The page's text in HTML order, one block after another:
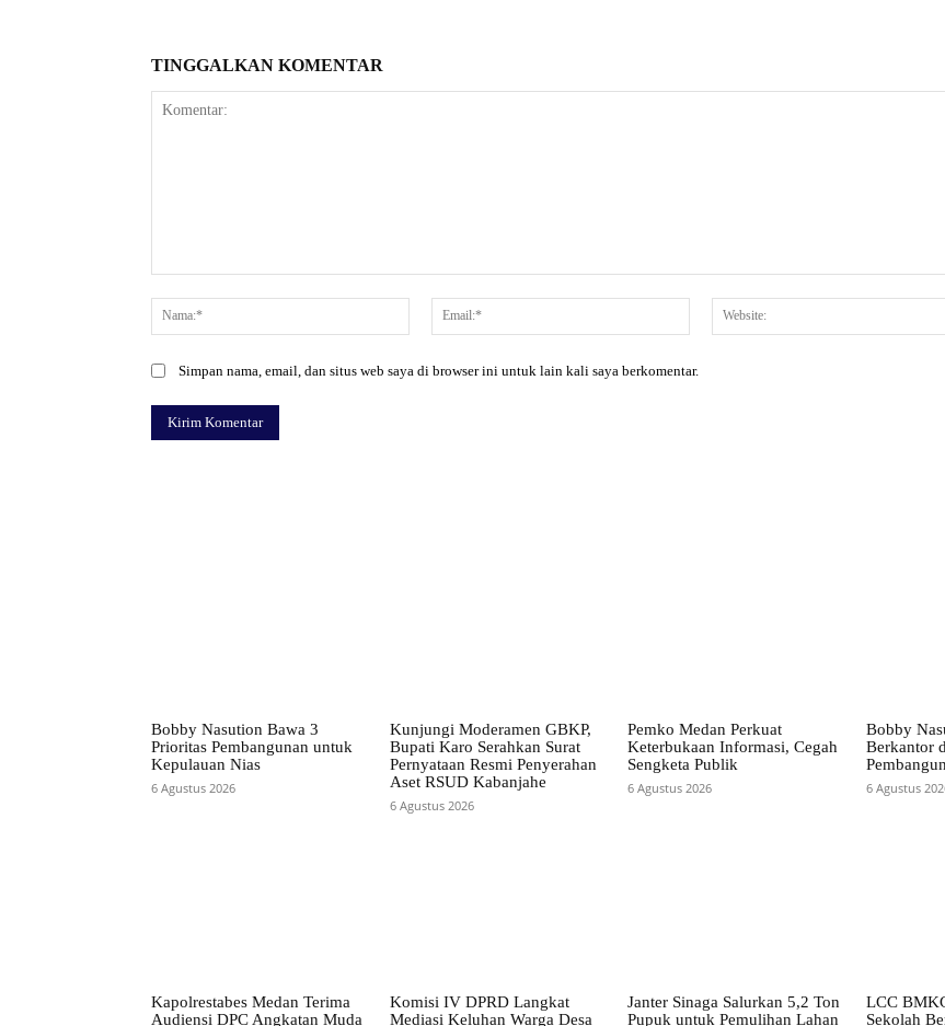
TINGGALKAN KOMENTAR
Nama:*
Email:*
Simpan nama, email, dan situs web saya di browser ini untuk lain kali saya berkomentar.
Bobby Nasution Bawa 3
Prioritas Pembangunan untuk
Kepulauan Nias
6 Agustus 2026
Kunjungi Moderamen GBKP,
Bupati Karo Serahkan Surat
Pernyataan Resmi Penyerahan
Aset RSUD Kabanjahe
6 Agustus 2026
Pemko Medan Perkuat
Keterbukaan Informasi, Cegah
Sengketa Publik
6 Agustus 2026
Bobby
Berkantor
6 Agustus
Kapolrestabes Medan Terima
Audiensi DPC Angkatan Muda
Komisi IV DPRD Langkat
Mediasi Keluhan Warga Desa
Janter Sinaga Salurkan 5,2 Ton
Pupuk untuk Pemulihan Lahan
LCC
Sekolah